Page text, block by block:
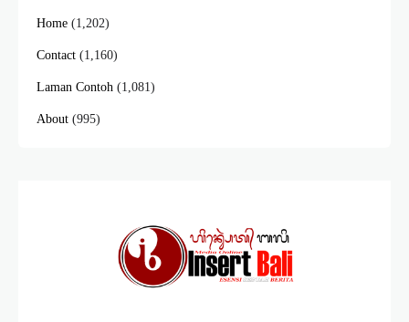
Home (1,202)
Contact (1,160)
Laman Contoh (1,081)
About (995)